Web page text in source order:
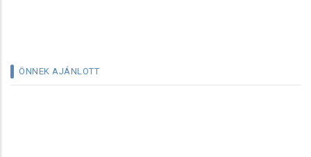
ÖNNEK AJÁNLOTT